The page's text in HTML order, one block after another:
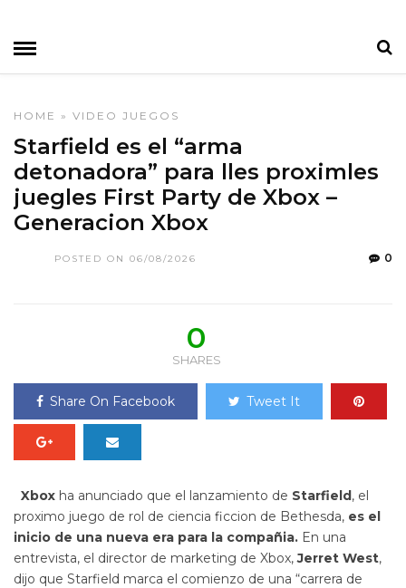
HOME » VIDEO JUEGOS
Starfield es el “arma
detonadora” para lles proximles
juegles First Party de Xbox –
Generacion Xbox
POSTED ON 06/08/2026 0
0
SHARES
Share On Facebook Tweet It
Xbox ha anunciado que el lanzamiento de Starfield, el
proximo juego de rol de ciencia ficcion de Bethesda, es el
inicio de una nueva era para la compañia. En una
entrevista, el director de marketing de Xbox,Jerret West,
dijo que Starfield marca el comienzo de una “carrera de